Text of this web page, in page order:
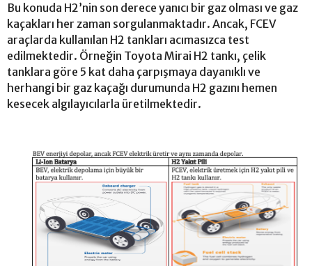
Bu konuda H2’nin son derece yanıcı bir gaz olması ve gaz
kaçakları her zaman sorgulanmaktadır. Ancak, FCEV
araçlarda kullanılan H2 tankları acımasızca test
edilmektedir. Örneğin Toyota Mirai H2 tankı, çelik
tanklara göre 5 kat daha çarpışmaya dayanıklı ve
herhangi bir gaz kaçağı durumunda H2 gazını hemen
kesecek algılayıcılarla üretilmektedir.